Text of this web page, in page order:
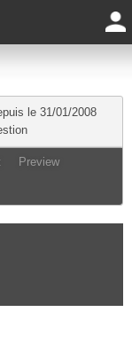
le 31/01/2008
Preview